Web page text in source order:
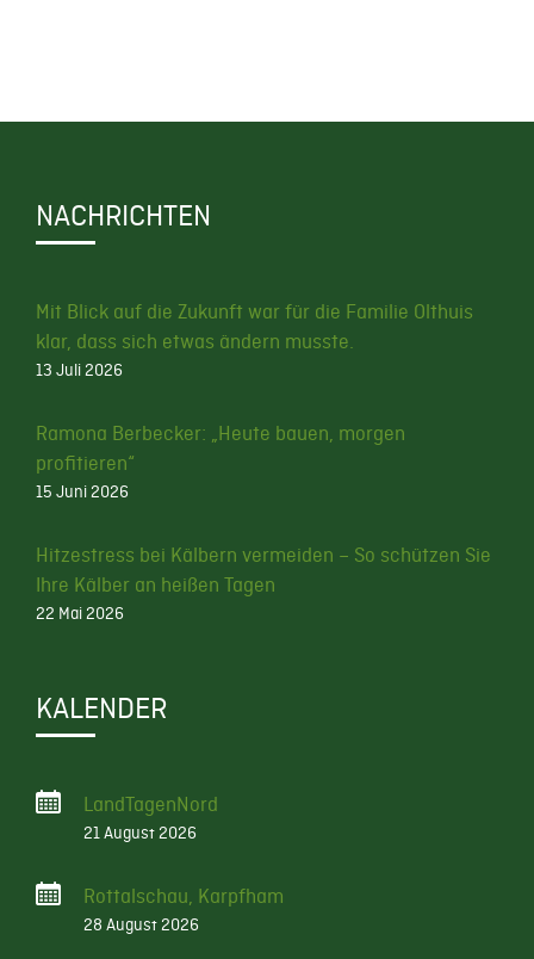
NACHRICHTEN
Mit Blick auf die Zukunft war für die Familie Olthuis
klar, dass sich etwas ändern musste.
13 Juli 2026
Ramona Berbecker: „Heute bauen, morgen
profitieren“
15 Juni 2026
Hitzestress bei Kälbern vermeiden – So schützen Sie
Ihre Kälber an heißen Tagen
22 Mai 2026
KALENDER
LandTagenNord
21 August 2026
Rottalschau, Karpfham
28 August 2026